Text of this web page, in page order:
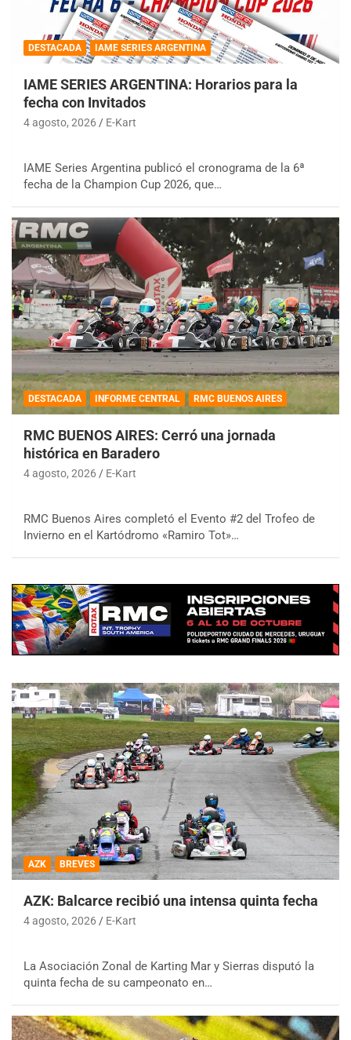
DESTACADA IAME SERIES ARGENTINA
IAME SERIES ARGENTINA: Horarios para la
fecha con Invitados
4 agosto, 2026 E-Kart
IAME Series Argentina publicó el cronograma de la 6ª
fecha de la Champion Cup 2026, que…
DESTACADA INFORME CENTRAL RMC BUENOS AIRES
RMC BUENOS AIRES: Cerró una jornada
histórica en Baradero
4 agosto, 2026 E-Kart
RMC Buenos Aires completó el Evento #2 del Trofeo de
Invierno en el Kartódromo «Ramiro Tot»…
AZK BREVES
AZK: Balcarce recibió una intensa quinta fecha
4 agosto, 2026 E-Kart
La Asociación Zonal de Karting Mar y Sierras disputó la
quinta fecha de su campeonato en…